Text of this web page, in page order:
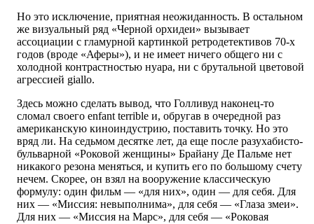
Но это исключение, приятная неожиданность. В остальном
же визуальный ряд «Черной орхидеи» вызывает
ассоциации с гламурной картинкой ретродетективов 70-х
годов (вроде «Аферы»), и не имеет ничего общего ни с
холодной контрастностью нуара, ни с брутальной цветовой
агрессией giallo.
Здесь можно сделать вывод, что Голливуд наконец-то
сломал своего enfant terrible и, обругав в очередной раз
американскую киноиндустрию, поставить точку. Но это
вряд ли. На седьмом десятке лет, да еще после разухабисто-
бульварной «Роковой женщины» Брайану Де Пальме нет
никакого резона меняться, и купить его по большому счету
нечем. Скорее, он взял на вооружение классическую
формулу: один фильм — «для них», один — для себя. Для
них — «Миссия: невыполнима», для себя — «Глаза змеи».
Для них — «Миссия на Марс», для себя — «Роковая